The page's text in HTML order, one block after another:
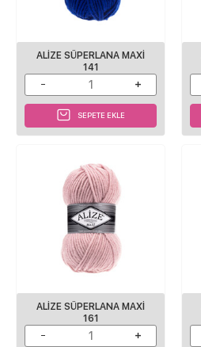
ALİZE SÜPERLANA MAXİ
141
SEPETE EKLE
ALİZE SÜPERLANA MAXİ
161